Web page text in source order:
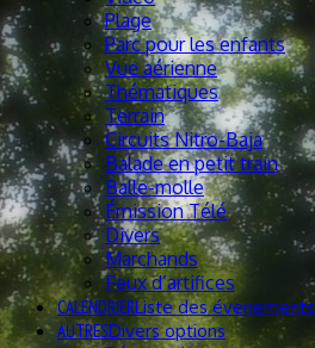
Plage
Parc pour les enfants
Vue aérienne
Thématiques
Terrain
Circuits Nitro-Baja
Balade en petit train
Balle-molle
Émission Télé
Divers
Marchands
Feux d’artifices
CALENDRIERListe des évenements
AUTRESDivers options